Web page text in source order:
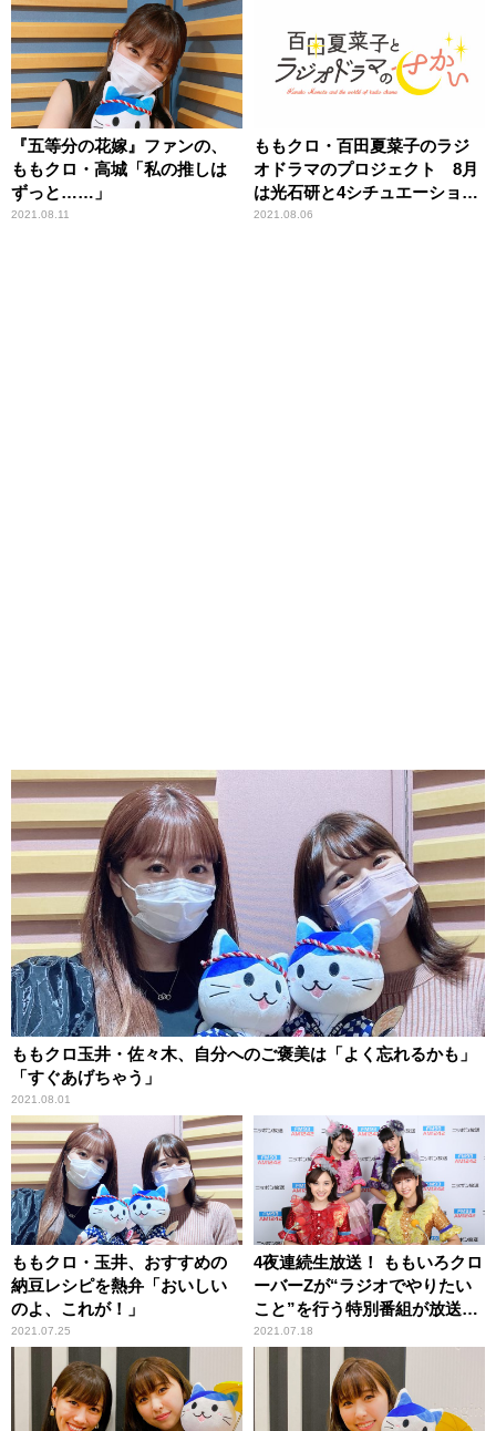
『五等分の花嫁』ファンの、
ももクロ・高城「私の推しは
ずっと……」
2021.08.11
ももクロ・百田夏菜子のラジ
オドラマのプロジェクト 8月
は光石研と4シチュエーション
に挑戦！
2021.08.06
ももクロ玉井・佐々木、自分へのご褒美は「よく忘れるかも」
「すぐあげちゃう」
2021.08.01
ももクロ・玉井、おすすめの
納豆レシピを熱弁「おいしい
のよ、これが！」
2021.07.25
4夜連続生放送！ ももいろクロ
ーバーZが“ラジオでやりたい
こと”を行う特別番組が放送決
定！
2021.07.18